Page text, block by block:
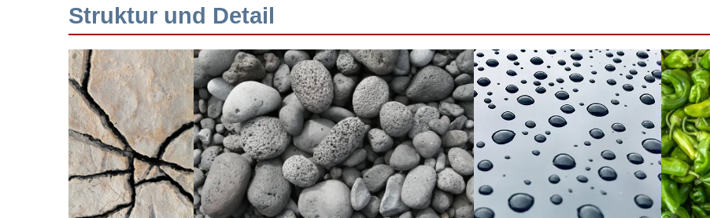
Struktur und Detail